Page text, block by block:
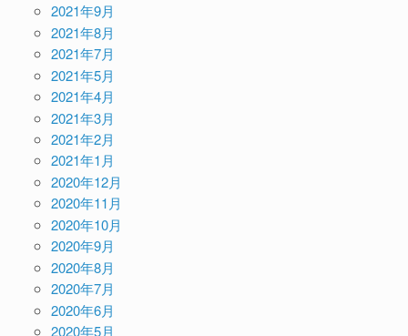
2021年9月
2021年8月
2021年7月
2021年5月
2021年4月
2021年3月
2021年2月
2021年1月
2020年12月
2020年11月
2020年10月
2020年9月
2020年8月
2020年7月
2020年6月
2020年5月